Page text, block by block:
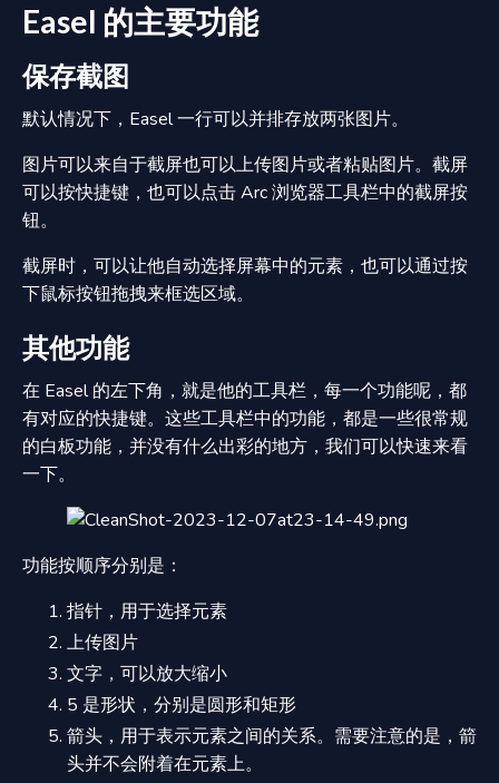
Easel 的主要功能
保存截图
默认情况下，Easel 一行可以并排存放两张图片。
图片可以来自于截屏也可以上传图片或者粘贴图片。截屏
可以按快捷键，也可以点击 Arc 浏览器工具栏中的截屏按
钮。
截屏时，可以让他自动选择屏幕中的元素，也可以通过按
下鼠标按钮拖拽来框选区域。
其他功能
在 Easel 的左下角，就是他的工具栏，每一个功能呢，都
有对应的快捷键。这些工具栏中的功能，都是一些很常规
的白板功能，并没有什么出彩的地方，我们可以快速来看
一下。
功能按顺序分别是：
指针，用于选择元素
上传图片
文字，可以放大缩小
5 是形状，分别是圆形和矩形
箭头，用于表示元素之间的关系。需要注意的是，箭
头并不会附着在元素上。